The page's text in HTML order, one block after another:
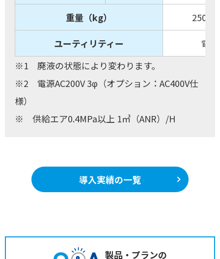
重量（kg） 250
ユーティリティー
電
※1 廃液の状態により変わります。
※2 電源AC200V 3φ（オプション：AC400V仕
様）
※ 供給エア0.4MPa以上 1㎥（ANR）/H
導入実績の一覧
製品・プランの